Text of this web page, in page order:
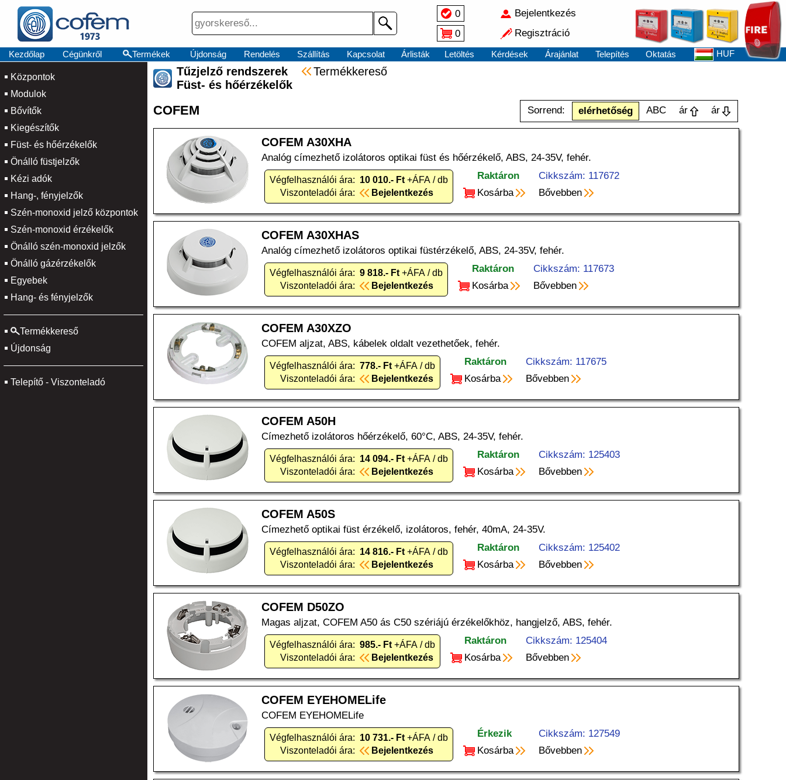
0
0
Bejelentkezés
Regisztráció
Kezdőlap Cégünkről Termékek Újdonság Rendelés Szállítás Kapcsolat Árlisták Letöltés Kérdések Árajánlat Telepítés Oktatás HUF
Központok
Modulok
Bővítők
Kiegészítők
Füst- és hőérzékelők
Önálló füstjelzők
Kézi adók
Hang-, fényjelzők
Szén-monoxid jelző központok
Szén-monoxid érzékelők
Önálló szén-monoxid jelzők
Önálló gázérzékelők
Egyebek
Hang- és fényjelzők
Termékkereső
Újdonság
Telepítő - Viszonteladó
Tűzjelző rendszerek
Termékkereső
Füst- és hőérzékelők
COFEM Sorrend: elérhetőség ABC ár ár
COFEM A30XHA
Analóg címezhető izolátoros optikai füst és hőérzékelő, ABS, 24-35V, fehér.
Végfelhasználói ára: 10 010.- Ft +ÁFA / db
Viszonteladói ára:
Bejelentkezés
Raktáron
Cikkszám: 117672
Kosárba
Bővebben
COFEM A30XHAS
Analóg címezhető izolátoros optikai füstérzékelő, ABS, 24-35V, fehér.
Végfelhasználói ára: 9 818.- Ft +ÁFA / db
Viszonteladói ára:
Bejelentkezés
Raktáron
Cikkszám: 117673
Kosárba
Bővebben
COFEM A30XZO
COFEM aljzat, ABS, kábelek oldalt vezethetőek, fehér.
Végfelhasználói ára: 778.- Ft +ÁFA / db
Viszonteladói ára:
Bejelentkezés
Raktáron
Cikkszám: 117675
Kosárba
Bővebben
COFEM A50H
Címezhető izolátoros hőérzékelő, 60°C, ABS, 24-35V, fehér.
Végfelhasználói ára: 14 094.- Ft +ÁFA / db
Viszonteladói ára:
Bejelentkezés
Raktáron
Cikkszám: 125403
Kosárba
Bővebben
COFEM A50S
Címezhető optikai füst érzékelő, izolátoros, fehér, 40mA, 24-35V.
Végfelhasználói ára: 14 816.- Ft +ÁFA / db
Viszonteladói ára:
Bejelentkezés
Raktáron
Cikkszám: 125402
Kosárba
Bővebben
COFEM D50ZO
Magas aljzat, COFEM A50 ás C50 szériájú érzékelőkhöz, hangjelző, ABS, fehér.
Végfelhasználói ára: 985.- Ft +ÁFA / db
Viszonteladói ára:
Bejelentkezés
Raktáron
Cikkszám: 125404
Kosárba
Bővebben
COFEM EYEHOMELife
COFEM EYEHOMELife
Végfelhasználói ára: 10 731.- Ft +ÁFA / db
Viszonteladói ára:
Bejelentkezés
Érkezik
Cikkszám: 127549
Kosárba
Bővebben